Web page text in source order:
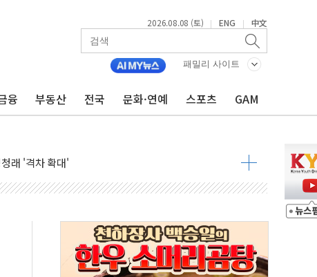
2026.08.08 (토) | ENG | 中文
패밀리 사이트
융 부동산 전국 문화·연예 스포츠 GAM
될 듯
지대' 우려
래 '격차 확대'
고치
아지며 상승… STOXX 600 지수는 나흘 연속 최고치
·이란 위협에 맞설 자체 억지력 강화